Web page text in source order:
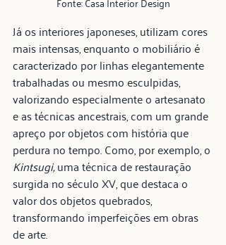
Já os interiores japoneses, utilizam cores
mais intensas, enquanto o mobiliário é
caracterizado por linhas elegantemente
trabalhadas ou mesmo esculpidas,
valorizando especialmente o artesanato
e as técnicas ancestrais, com um grande
apreço por objetos com história que
perdura no tempo. Como, por exemplo, o
Kintsugi, uma técnica de restauração
surgida no século XV, que destaca o
valor dos objetos quebrados,
transformando imperfeições em obras
de arte.